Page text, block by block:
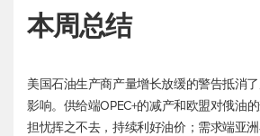
本周总结
美国石油生产商产量增长放缓的警告抵消
影响。供给端OPEC+的减产和欧盟对俄油
担忧挥之不去，持续利好油价；需求端亚